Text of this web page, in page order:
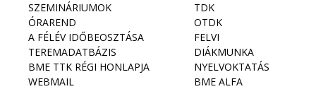
SZEMINÁRIUMOK
ÓRAREND
A FÉLÉV IDŐBEOSZTÁSA
TEREMADATBÁZIS
BME TTK RÉGI HONLAPJA
WEBMAIL
TDK
OTDK
FELVI
DIÁKMUNKA
NYELVOKTATÁS
BME ALFA